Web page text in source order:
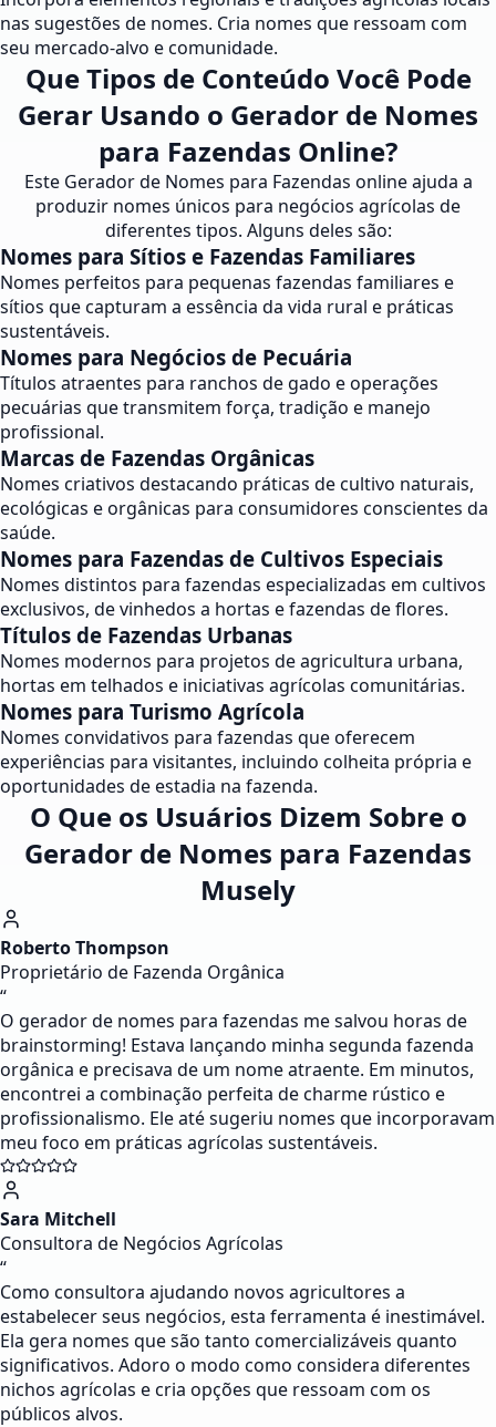
nas sugestões de nomes. Cria nomes que ressoam com
seu mercado-alvo e comunidade.
Que Tipos de Conteúdo Você Pode
Gerar Usando o Gerador de Nomes
para Fazendas Online?
Este Gerador de Nomes para Fazendas online ajuda a
produzir nomes únicos para negócios agrícolas de
diferentes tipos. Alguns deles são:
Nomes para Sítios e Fazendas Familiares
Nomes perfeitos para pequenas fazendas familiares e
sítios que capturam a essência da vida rural e práticas
sustentáveis.
Nomes para Negócios de Pecuária
Títulos atraentes para ranchos de gado e operações
pecuárias que transmitem força, tradição e manejo
profissional.
Marcas de Fazendas Orgânicas
Nomes criativos destacando práticas de cultivo naturais,
ecológicas e orgânicas para consumidores conscientes da
saúde.
Nomes para Fazendas de Cultivos Especiais
Nomes distintos para fazendas especializadas em cultivos
exclusivos, de vinhedos a hortas e fazendas de flores.
Títulos de Fazendas Urbanas
Nomes modernos para projetos de agricultura urbana,
hortas em telhados e iniciativas agrícolas comunitárias.
Nomes para Turismo Agrícola
Nomes convidativos para fazendas que oferecem
experiências para visitantes, incluindo colheita própria e
oportunidades de estadia na fazenda.
O Que os Usuários Dizem Sobre o
Gerador de Nomes para Fazendas
Musely
Roberto Thompson
Proprietário de Fazenda Orgânica
“
O gerador de nomes para fazendas me salvou horas de
brainstorming! Estava lançando minha segunda fazenda
orgânica e precisava de um nome atraente. Em minutos,
encontrei a combinação perfeita de charme rústico e
profissionalismo. Ele até sugeriu nomes que incorporavam
meu foco em práticas agrícolas sustentáveis.
Sara Mitchell
Consultora de Negócios Agrícolas
“
Como consultora ajudando novos agricultores a
estabelecer seus negócios, esta ferramenta é inestimável.
Ela gera nomes que são tanto comercializáveis quanto
significativos. Adoro o modo como considera diferentes
nichos agrícolas e cria opções que ressoam com os
públicos alvos.